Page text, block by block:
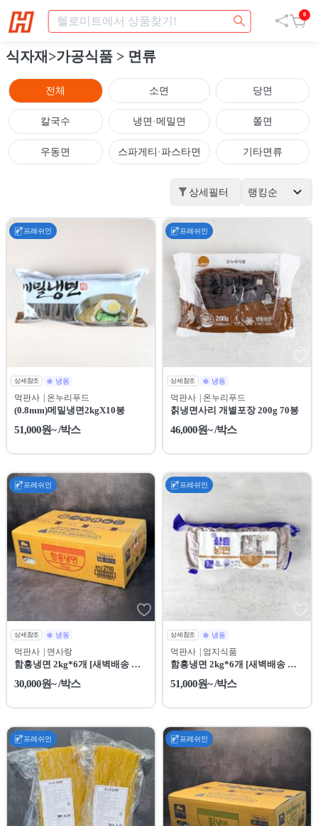
0
식자재>가공식품 > 면류
전체 소면 당면
칼국수 냉면·메밀면 쫄면
우동면 스파게티·파스타면 기타면류
상세필터 랭킹순
프레쉬인
상세참조 냉동
먹판사 | 온누리푸드
(0.8mm)메밀냉면2kgX10봉
51,000원~ /박스
프레쉬인
상세참조 냉동
먹판사 | 온누리푸드
칡냉면사리 개별포장 200g 70봉
46,000원~ /박스
프레쉬인
상세참조 냉동
먹판사 | 면사랑
함흥냉면 2kg*6개 [새벽배송 전
용상품]
30,000원~ /박스
프레쉬인
상세참조 냉동
먹판사 | 엄지식품
함흥냉면 2kg*6개 [새벽배송 전
용상품]
51,000원~ /박스
프레쉬인 프레쉬인